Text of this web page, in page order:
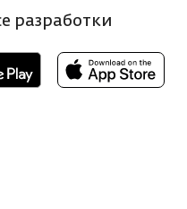
разработки